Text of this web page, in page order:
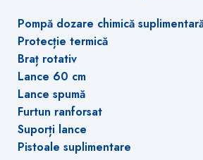
Pompă dozare chimică
Protecție termică
Braț rotativ
Lance 60 cm
Lance spumă
Furtun ranforsat
Suporți lance
Pistoale suplimentare